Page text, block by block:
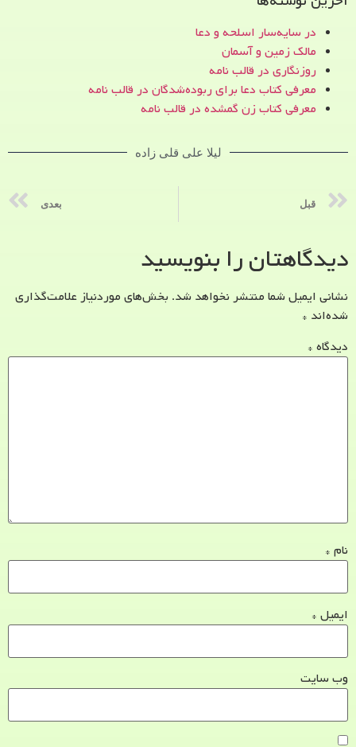
در سایه‌سار اسلحه و دعا
مالک زمین و آسمان
روزنگاری در قالب نامه
معرفی کتاب دعا برای ربوده‌شدگان در قالب نامه
معرفی کتاب زن‌ گمشده در قالب نامه
لیلا علی قلی زاده
قبل بعدی
دیدگاهتان را بنویسید
نشانی ایمیل شما منتشر نخواهد شد. بخش‌های موردنیاز علامت‌گذاری
شده‌اند *
دیدگاه *
نام *
ایمیل *
وب‌ سایت